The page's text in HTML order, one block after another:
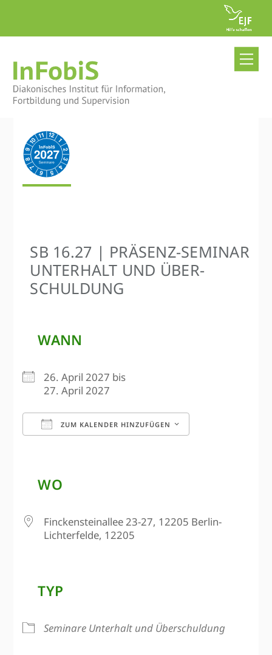
content
SB 16.27 | PRÄSENZ-SEMINAR
UNTERHALT UND ÜBER­
SCHULDUNG
WANN
26. April 2027 bis
27. April 2027
ZUM KALENDER HINZUFÜGEN
WO
Finckensteinallee 23-27, 12205 Berlin-
Lichterfelde, 12205
TYP
Seminare Unterhalt und Überschuldung